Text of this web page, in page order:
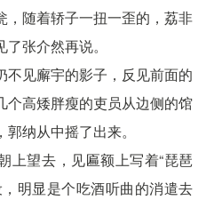
，随着轿子一扭一歪的，荔非
张介然再说。
不见廨宇的影子，反见前面的
个高矮胖瘦的吏员从边侧的馆
纳从中摇了出来。
上望去，见匾额上写着“琵琶
明显是个吃酒听曲的消遣去